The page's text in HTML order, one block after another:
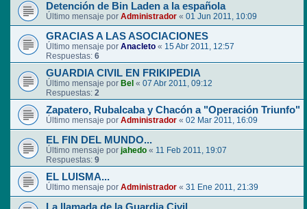
Detención de Bin Laden a la española
Último mensaje por Administrador « 01 Jun 2011, 10:09
GRACIAS A LAS ASOCIACIONES
Último mensaje por Anacleto « 15 Abr 2011, 12:57
Respuestas: 6
GUARDIA CIVIL EN FRIKIPEDIA
Último mensaje por Bel « 07 Abr 2011, 09:12
Respuestas: 2
Zapatero, Rubalcaba y Chacón a "Operación Triunfo"
Último mensaje por Administrador « 02 Mar 2011, 16:09
EL FIN DEL MUNDO...
Último mensaje por jahedo « 11 Feb 2011, 19:07
Respuestas: 9
EL LUISMA...
Último mensaje por Administrador « 31 Ene 2011, 21:39